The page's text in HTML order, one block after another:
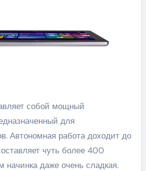
собой мощный
для
Автономная работа доходит до
чуть более 400
начинка даже очень сладкая.